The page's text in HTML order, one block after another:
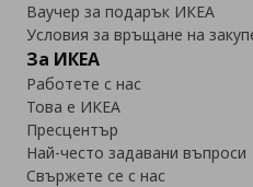
Ваучер за подарък ИКЕА
Условия за връщане на
За ИКЕА
Работете с нас
Това е ИКЕА
Пресцентър
Най-често задавани въпроси
Свържете се с нас